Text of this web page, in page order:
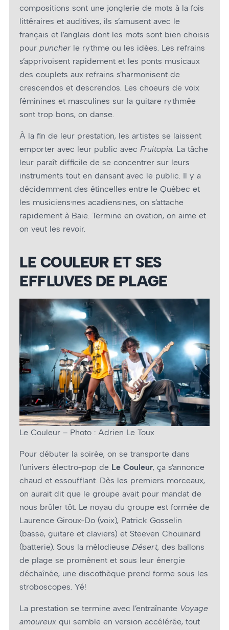
compositions sont une jonglerie de mots à la fois
littéraires et auditives, ils s’amusent avec le
français et l’anglais dont les mots sont bien choisis
pour puncher le rythme ou les idées. Les refrains
s’apprivoisent rapidement et les ponts musicaux
des couplets aux refrains s’harmonisent de
crescendos et descrendos. Les choeurs de voix
féminines et masculines sur la guitare rythmée
sont trop bons, on danse.
À la fin de leur prestation, les artistes se laissent
emporter avec leur public avec Fruitopia. La tâche
leur paraît difficile de se concentrer sur leurs
instruments tout en dansant avec le public. Il y a
décidemment des étincelles entre le Québec et
les musiciens·nes acadiens·nes, on s’attache
rapidement à Baie. Termine en ovation, on aime et
on veut les revoir.
LE COULEUR ET SES
EFFLUVES DE PLAGE
Le Couleur – Photo : Adrien Le Toux
Pour débuter la soirée, on se transporte dans
l’univers électro-pop de Le Couleur, ça s’annonce
chaud et essoufflant. Dès les premiers morceaux,
on aurait dit que le groupe avait pour mandat de
nous brûler tôt. Le noyau du groupe est formée de
Laurence Giroux-Do (voix), Patrick Gosselin
(basse, guitare et claviers) et Steeven Chouinard
(batterie). Sous la mélodieuse Désert, des ballons
de plage se promènent et sous leur énergie
déchaînée, une discothèque prend forme sous les
stroboscopes. Yé!
La prestation se termine avec l’entraînante Voyage
amoureux qui semble en version accélérée, tout